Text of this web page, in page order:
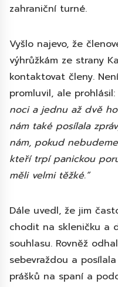
zahraniční turné.
Vyšlo najevo, že
výhrůžkám ze strany
kontaktovat členy.
promluvil, ale prohlásil:
noci a jednu až dvě
nám také posílala
nám, pokud
kteří trpí panickou
měli velmi těžké.”
Dále uvedl, že jim
chodit na skleničku a
souhlasu. Rovněž
sebevraždou a
prášků na spaní a